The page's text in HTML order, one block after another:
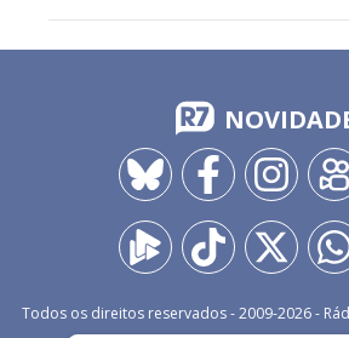
Todos os direitos reservados - 2009-2026-